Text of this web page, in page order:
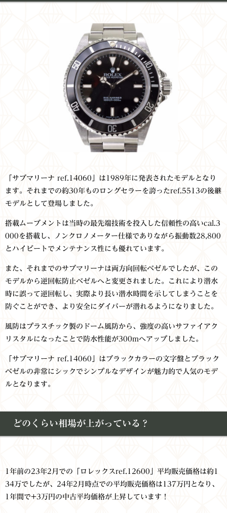
「サブマリーナ ref.14060」は1989年に発表されたモデルとなり
ます。それまでの約30年ものロングセラーを誇ったref.5513の後継
モデルとして登場しました。
搭載ムーブメントは当時の最先端技術を投入した信頼性の高いcal.3
000を搭載し、ノンクロノメーター仕様でありながら振動数28,800
とハイビートでメンテナンス性にも優れています。
また、それまでのサブマリーナは両方向回転ベゼルでしたが、この
モデルから逆回転防止ベゼルへと変更されました。これにより潜水
時に誤って逆回転し、実際より長い潜水時間を示してしまうことを
防ぐことができ、より安全にダイバーが潜れるようになりました。
風防はプラスチック製のドーム風防から、強度の高いサファイアク
リスタルになったことで防水性能が300mへアップしました。
「サブマリーナ ref.14060」はブラックカラーの文字盤とブラック
ベゼルの非常にシックでシンプルなデザインが魅力的で人気のモデ
ルとなります。
どのくらい相場が上がっている？
1年前の23年2月での「ロレックスref.12600」平均販売価格は約1
34万でしたが、24年2月時点での平均販売価格は137万円となり、
1年間で+3万円の中古平均価格が上昇しています！